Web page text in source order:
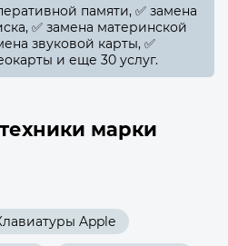
памяти, ✅️ замена
✅️ замена материнской
звуковой карты, ✅️
и еще 30 услуг.
марки
Apple